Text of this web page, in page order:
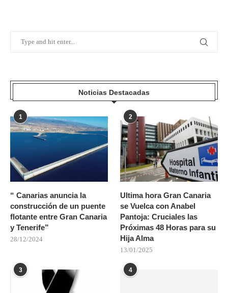
Noticias Destacadas
1
“ Canarias anuncia la
construcción de un puente
flotante entre Gran Canaria
y Tenerife”
28/12/2024
2
Ultima hora Gran Canaria
se Vuelca con Anabel
Pantoja: Cruciales las
Próximas 48 Horas para su
Hija Alma
13/01/2025
3 4